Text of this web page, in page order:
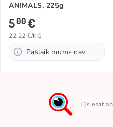
ANIMALS, 225g
500€
22.22 €/KG
Pašlaik mums nav
Jūs esat